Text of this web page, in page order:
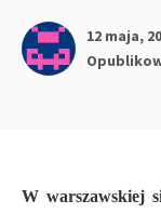
12 maja,
W warszawskiej